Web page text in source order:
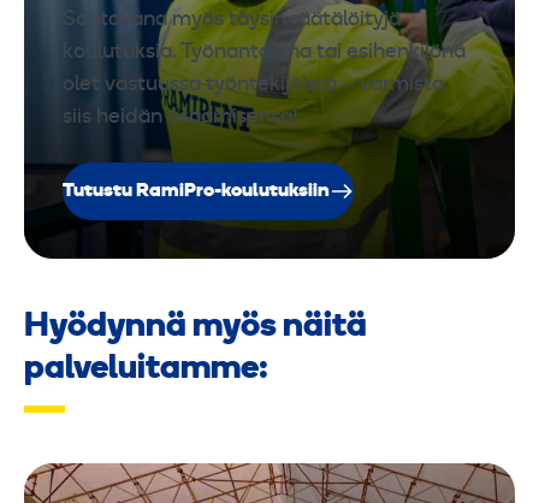
Saatavana myös täysin räätälöityjä
koulutuksia. Työnantajana tai esihenkilönä
olet vastuussa työntekijöistä – varmista
siis heidän osaamisensa!
Tutustu RamiPro-koulutuksiin
Hyödynnä myös näitä
palveluitamme: